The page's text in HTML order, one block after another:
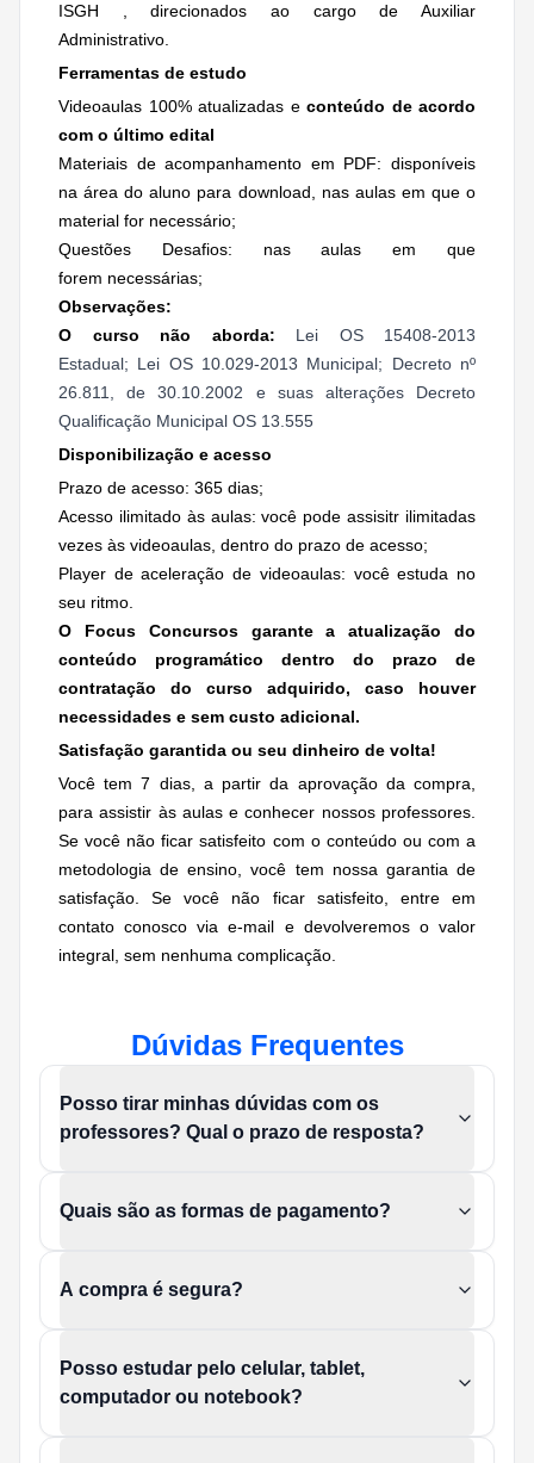
ISGH , direcionados ao cargo de Auxiliar
Administrativo.
Ferramentas de estudo
Videoaulas 100% atualizadas e conteúdo de acordo
com o último edital
Materiais de acompanhamento em PDF: disponíveis
na área do aluno para download, nas aulas em que o
material for necessário;
Questões Desafios: nas aulas em que
forem necessárias;
Observações:
O curso não aborda: Lei OS 15408-2013
Estadual; Lei OS 10.029-2013 Municipal; Decreto nº
26.811, de 30.10.2002 e suas alterações Decreto
Qualificação Municipal OS 13.555
Disponibilização e acesso
Prazo de acesso: 365 dias;
Acesso ilimitado às aulas: você pode assisitr ilimitadas
vezes às videoaulas, dentro do prazo de acesso;
Player de aceleração de videoaulas: você estuda no
seu ritmo.
O Focus Concursos garante a atualização do
conteúdo programático dentro do prazo de
contratação do curso adquirido, caso houver
necessidades e sem custo adicional.
Satisfação garantida ou seu dinheiro de volta!
Você tem 7 dias, a partir da aprovação da compra,
para assistir às aulas e conhecer nossos professores.
Se você não ficar satisfeito com o conteúdo ou com a
metodologia de ensino, você tem nossa garantia de
satisfação. Se você não ficar satisfeito, entre em
contato conosco via e-mail e devolveremos o valor
integral, sem nenhuma complicação.
Dúvidas Frequentes
Posso tirar minhas dúvidas com os
professores? Qual o prazo de resposta?
Quais são as formas de pagamento?
A compra é segura?
Posso estudar pelo celular, tablet,
computador ou notebook?